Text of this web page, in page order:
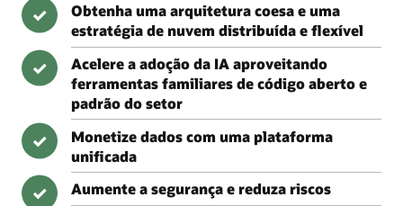
✓
Obtenha uma arquitetura coesa e uma
estratégia de nuvem distribuída e flexível
✓
Acelere a adoção da IA aproveitando
ferramentas familiares de código aberto e
padrão do setor
✓
Monetize dados com uma plataforma
unificada
✓ Aumente a segurança e reduza riscos